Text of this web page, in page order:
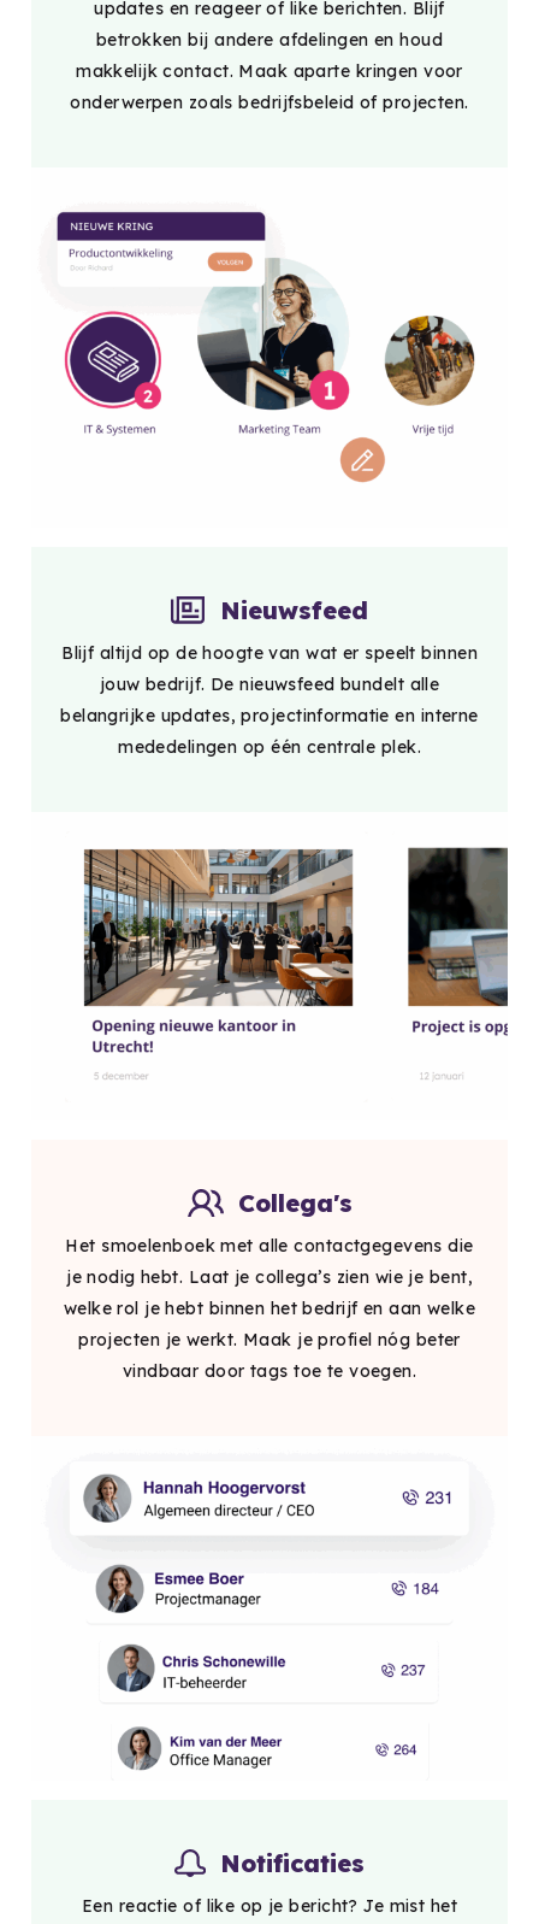
updates en reageer of like berichten. Blijf
betrokken bij andere afdelingen en houd
makkelijk contact. Maak aparte kringen voor
onderwerpen zoals bedrijfsbeleid of projecten.
Nieuwsfeed
Blijf altijd op de hoogte van wat er speelt binnen
jouw bedrijf. De nieuwsfeed bundelt alle
belangrijke updates, projectinformatie en interne
mededelingen op één centrale plek.
Collega's
Het smoelenboek met alle contactgegevens die
je nodig hebt. Laat je collega’s zien wie je bent,
welke rol je hebt binnen het bedrijf en aan welke
projecten je werkt. Maak je profiel nóg beter
vindbaar door tags toe te voegen.
Notificaties
Een reactie of like op je bericht? Je mist het